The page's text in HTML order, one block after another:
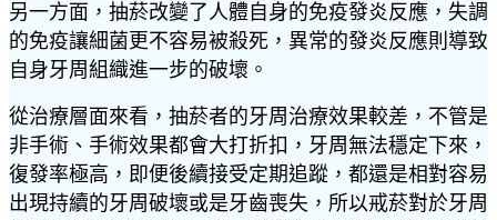
另一方面，抽菸改變了人體自身的免疫發炎反應，失調
的免疫讓細菌更不容易被殺死，異常的發炎反應則導致
自身牙周組織進一步的破壞。
從治療層面來看，抽菸者的牙周治療效果較差，不管是
非手術、手術效果都會大打折扣，牙周無法穩定下來，
復發率極高，即便後續接受定期追蹤，都還是相對容易
出現持續的牙周破壞或是牙齒喪失，所以戒菸對於牙周